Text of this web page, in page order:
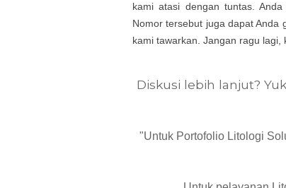
kami atasi dengan tuntas.
Nomor tersebut juga dapat Anda
kami tawarkan. Jangan ragu lagi,
Diskusi lebih lanjut?
"Untuk Portofolio Litologi